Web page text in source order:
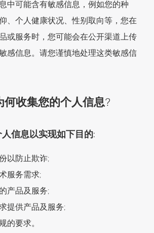
中可能含有敏感信息，例如您的种
、个人健康状况、性别取向等，您在
或服务时，您可能会在公开渠道上传
感信息。请您谨慎地处理这类敏感信
何收集您的个人信息?
信息以实现如下目的:
以防止欺诈;
服务需求;
产品及服务;
提供产品及服务;
的要求。